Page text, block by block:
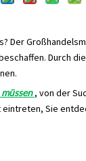
Durch
, von der
Sie